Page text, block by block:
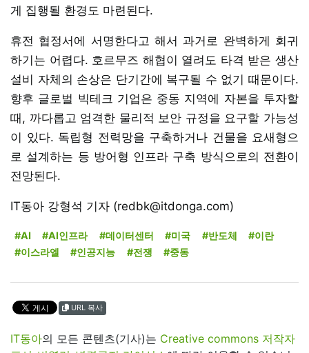
게 집행될 환경도 마련된다.
휴전 협정서에 서명한다고 해서 과거로 완벽하게 회귀
하기는 어렵다. 호르무즈 해협이 열려도 타격 받은 생산
설비 자체의 손상은 단기간에 복구될 수 없기 때문이다.
향후 글로벌 빅테크 기업은 중동 지역에 자본을 투자할
때, 까다롭고 엄격한 물리적 보안 규정을 요구할 가능성
이 있다. 독립형 전력망을 구축하거나 건물을 요새형으
로 설계하는 등 방어형 인프라 구축 방식으로의 전환이
전망된다.
IT동아 강형석 기자 (redbk@itdonga.com)
#AI #AI인프라 #데이터센터 #미국 #반도체
#이란
#이스라엘
#인공지능 #전쟁 #중동
URL 복사
IT동아의 모든 콘텐츠(기사)는 Creative commons 저작자